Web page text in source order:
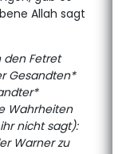
Allah sagt
den Fetret
Gesandten*
Wahrheiten
nicht sagt):
Warner zu